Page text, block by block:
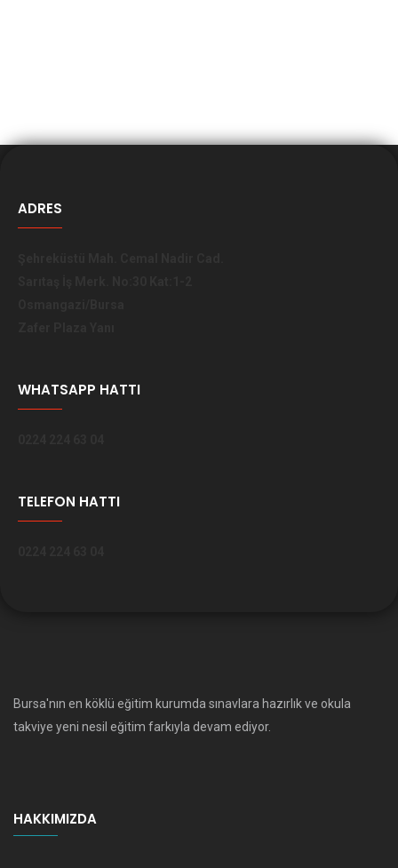
ADRES
WHATSAPP HATTI
TELEFON HATTI
Bursa'nın en köklü eğitim kurumda sınavlara hazırlık ve okula
takviye yeni nesil eğitim farkıyla devam ediyor.
HAKKIMIZDA